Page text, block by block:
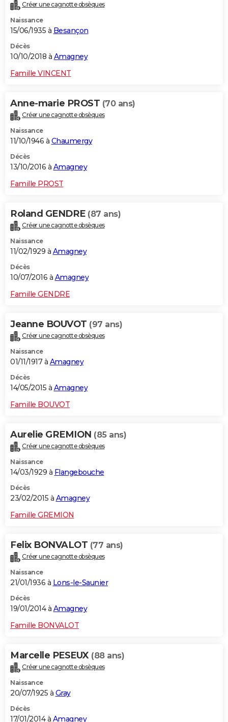
Créer une cagnotte obsèques
Naissance
15/06/1935 à Besançon
Décès
10/10/2018 à Amagney
Famille VINCENT
Anne-marie PROST (70 ans)
Créer une cagnotte obsèques
Naissance
11/10/1946 à Chaumergy
Décès
13/10/2016 à Amagney
Famille PROST
Roland GENDRE (87 ans)
Créer une cagnotte obsèques
Naissance
11/02/1929 à Amagney
Décès
10/07/2016 à Amagney
Famille GENDRE
Jeanne BOUVOT (97 ans)
Créer une cagnotte obsèques
Naissance
01/11/1917 à Amagney
Décès
14/05/2015 à Amagney
Famille BOUVOT
Aurelie GREMION (85 ans)
Créer une cagnotte obsèques
Naissance
14/03/1929 à Flangebouche
Décès
23/02/2015 à Amagney
Famille GREMION
Felix BONVALOT (77 ans)
Créer une cagnotte obsèques
Naissance
21/01/1936 à Lons-le-Saunier
Décès
19/01/2014 à Amagney
Famille BONVALOT
Marcelle PESEUX (88 ans)
Créer une cagnotte obsèques
Naissance
20/07/1925 à Gray
Décès
17/01/2014 à Amagney